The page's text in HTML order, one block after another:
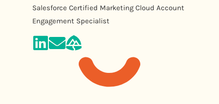
Salesforce Certified Marketing Cloud Account
Engagement Specialist